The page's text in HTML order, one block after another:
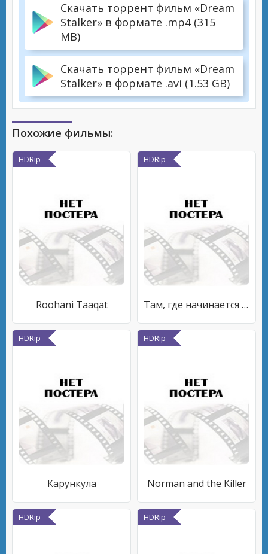
Скачать торрент фильм «Dream
Stalker» в формате .mp4 (315
MB)
Скачать торрент фильм «Dream
Stalker» в формате .avi (1.53 GB)
Похожие фильмы:
HDRip
Roohani Taaqat
HDRip
Там, где начинается ночь
HDRip
Карункула
HDRip
Norman and the Killer
HDRip HDRip